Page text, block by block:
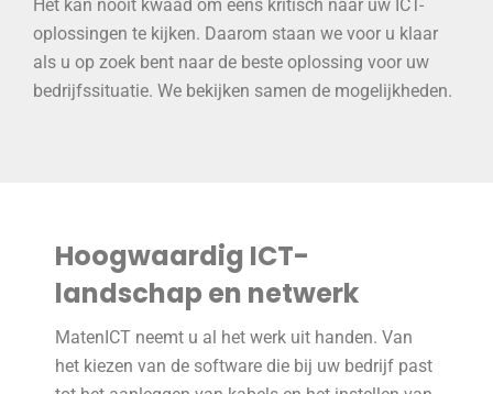
Het kan nooit kwaad om eens kritisch naar uw ICT-
oplossingen te kijken. Daarom staan we voor u klaar
als u op zoek bent naar de beste oplossing voor uw
bedrijfssituatie. We bekijken samen de mogelijkheden.
Hoogwaardig ICT-
landschap en netwerk
MatenICT neemt u al het werk uit handen. Van
het kiezen van de software die bij uw bedrijf past